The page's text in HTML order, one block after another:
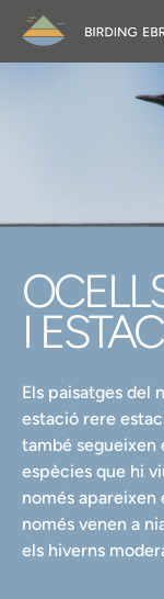
I
Els paisatges del
estació rere
també segueixen
espècies que hi
només apareixen
només venen a
els hiverns